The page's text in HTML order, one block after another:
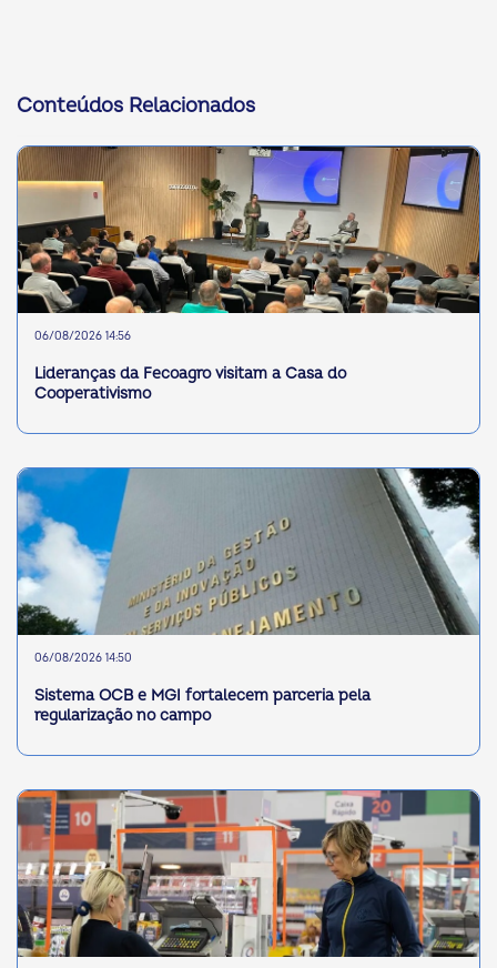
Conteúdos Relacionados
06/08/2026 14:56
Lideranças da Fecoagro visitam a Casa do
Cooperativismo
06/08/2026 14:50
Sistema OCB e MGI fortalecem parceria pela
regularização no campo